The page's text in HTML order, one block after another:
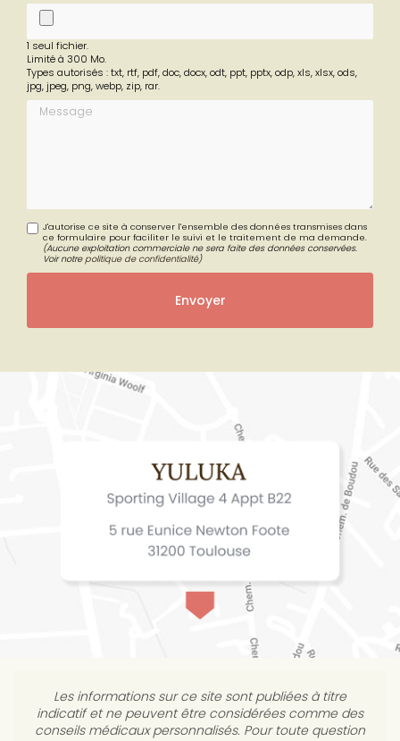
fichier
1 seul fichier.
Limité à 300 Mo.
Types autorisés : txt, rtf, pdf, doc, docx, odt, ppt, pptx, odp, xls, xlsx, ods,
jpg, jpeg, png, webp, zip, rar.
Message
J'autorise ce site à conserver l'ensemble des données transmises dans
ce formulaire pour faciliter le suivi et le traitement de ma demande.
(Aucune exploitation commerciale ne sera faite des données conservées.
Voir notrepolitique de confidentialité)
Les informations sur ce site sont publiées à titre
indicatif et ne peuvent être considérées comme des
conseils médicaux personnalisés. Pour toute question